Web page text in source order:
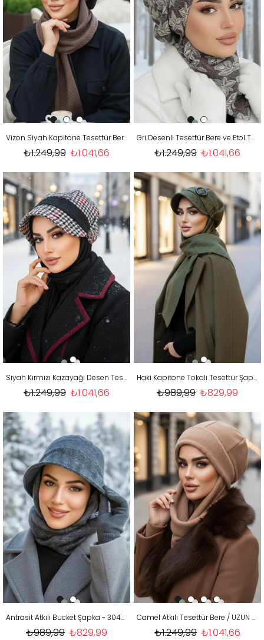
Vizon Siyah Kapitone Tesettür Bere
₺1.041,66
₺1.249,99
Gri Desenli Tesettür Bere ve Etol Takım
₺1.041,66
₺1.249,99
Siyah Kırmızı Kazayağı Desen Tesettür Şapka
₺1.041,66
₺1.249,99
Haki Kapitone Tokalı Tesettür Şapka
₺829,99
₺989,99
Antrasit Atkılı Bucket Şapka - 30400
₺829,99
₺989,99
Camel Atkılı Tesettür Bere / UZUN ATKILI
₺1.041,66
₺1.249,99